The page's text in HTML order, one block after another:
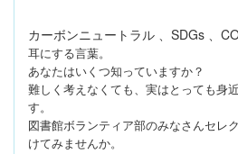
カーボンニュートラル 、SDGs 、
耳にする言葉。
あなたはいくつ知っていますか？
難しく考えな くても、実はとっても身
す。
図書館ボランティア部のみなさんセレ
けてみませんか。